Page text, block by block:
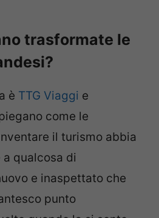
trasformate le
è TTG Viaggi e
come le
il turismo abbia
qualcosa di
e inaspettato che
punto